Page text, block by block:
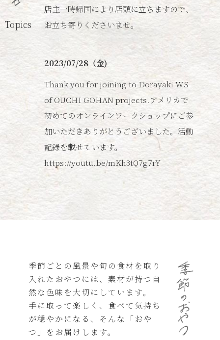
Topics
店主一時帰国により店頭に立ちますので、
お立ち寄りくださいませ。
2023/07/28（金)
Thank you for joining to Dorayaki WS
of OUCHI GOHAN projects.アメリカで
初めてのオンラインワークショップにご参
加いただきありがとうございました。活動
記録を載せています。
https://youtu.be/mKh3tQ7g7rY
季節ごとの風景や旬の食材を取り
入れたおやつには、素材が持つ自
然な色味を大切にしています。
手に取って楽しく、食べて気持ち
が穏やかになる、そんな「おや
つ」をお届けします。